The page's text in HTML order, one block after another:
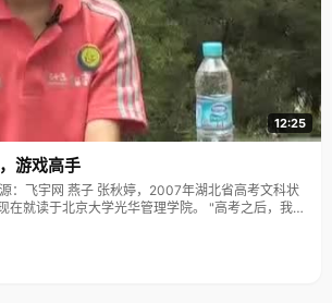
12:25
游戏高手
北京大学光华管理学院。 "高考之后，我将
蔽了一切关于高考的信息，有种天塌下来的感觉，
。爸爸妈妈都特别谨慎，不敢在我面前说什么话，
小猫的尾巴"，这就是张秋婷高考之后的反应，。在